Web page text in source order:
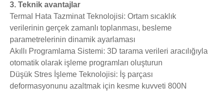
3. Teknik avantajlar
Termal Hata Tazminat Teknolojisi: Ortam sıcaklık
verilerinin gerçek zamanlı toplanması, besleme
parametrelerinin dinamik ayarlaması
Akıllı Programlama Sistemi: 3D tarama verileri aracılığıyla
otomatik olarak işleme programları oluşturun
Düşük Stres İşleme Teknolojisi: İş parçası
deformasyonunu azaltmak için kesme kuvveti 800N